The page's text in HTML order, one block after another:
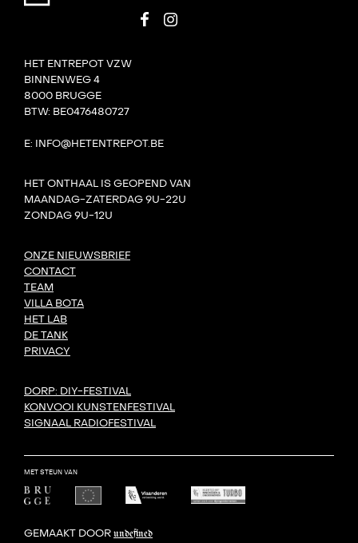
HET ENTREPOT VZW
BINNENWEG 4
8000 BRUGGE
BTW: BE0476480727
E: INFO@HETENTREPOT.BE
HET ONTHAAL IS GEOPEND VAN
MAANDAG-ZATERDAG 9U-22U
ZONDAG 9U-12U
ONZE NIEUWSBRIEF
CONTACT
TEAM
VILLA BOTA
HET LAB
DE TANK
PRIVACY
DORP: DIY-FESTIVAL
KONVOOI KUNSTENFESTIVAL
SIGNAAL RADIOFESTIVAL
MET STEUN VAN
GEMAAKT DOOR undefined